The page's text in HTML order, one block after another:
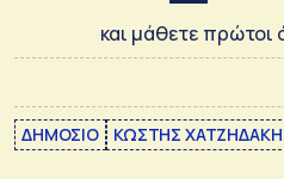
και μάθετε πρώτοι
ΔΗΜΟΣΙΟ ΚΩΣΤΗΣ